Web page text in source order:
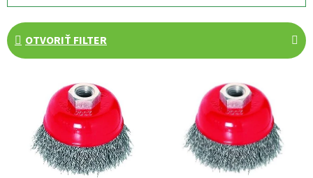
d
e
n OTVORIŤ FILTER